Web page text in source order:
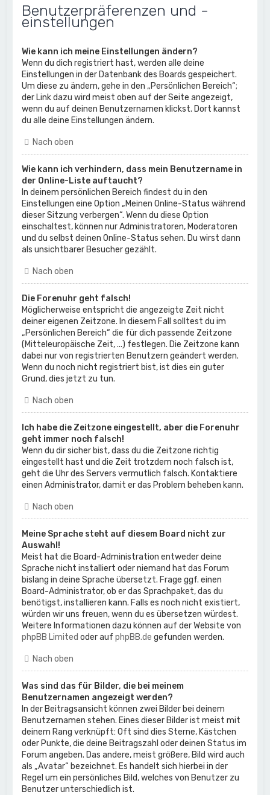
Benutzerpräferenzen und -
einstellungen
Wie kann ich meine Einstellungen ändern?
Wenn du dich registriert hast, werden alle deine
Einstellungen in der Datenbank des Boards gespeichert.
Um diese zu ändern, gehe in den „Persönlichen Bereich“;
der Link dazu wird meist oben auf der Seite angezeigt,
wenn du auf deinen Benutzernamen klickst. Dort kannst
du alle deine Einstellungen ändern.
Nach oben
Wie kann ich verhindern, dass mein Benutzername in
der Online-Liste auftaucht?
In deinem persönlichen Bereich findest du in den
Einstellungen eine Option „Meinen Online-Status während
dieser Sitzung verbergen“. Wenn du diese Option
einschaltest, können nur Administratoren, Moderatoren
und du selbst deinen Online-Status sehen. Du wirst dann
als unsichtbarer Besucher gezählt.
Nach oben
Die Forenuhr geht falsch!
Möglicherweise entspricht die angezeigte Zeit nicht
deiner eigenen Zeitzone. In diesem Fall solltest du im
„Persönlichen Bereich“ die für dich passende Zeitzone
(Mitteleuropäische Zeit, ...) festlegen. Die Zeitzone kann
dabei nur von registrierten Benutzern geändert werden.
Wenn du noch nicht registriert bist, ist dies ein guter
Grund, dies jetzt zu tun.
Nach oben
Ich habe die Zeitzone eingestellt, aber die Forenuhr
geht immer noch falsch!
Wenn du dir sicher bist, dass du die Zeitzone richtig
eingestellt hast und die Zeit trotzdem noch falsch ist,
geht die Uhr des Servers vermutlich falsch. Kontaktiere
einen Administrator, damit er das Problem beheben kann.
Nach oben
Meine Sprache steht auf diesem Board nicht zur
Auswahl!
Meist hat die Board-Administration entweder deine
Sprache nicht installiert oder niemand hat das Forum
bislang in deine Sprache übersetzt. Frage ggf. einen
Board-Administrator, ob er das Sprachpaket, das du
benötigst, installieren kann. Falls es noch nicht existiert,
würden wir uns freuen, wenn du es übersetzen würdest.
Weitere Informationen dazu können auf der Website von
phpBB Limited oder aufphpBB.de gefunden werden.
Nach oben
Was sind das für Bilder, die bei meinem
Benutzernamen angezeigt werden?
In der Beitragsansicht können zwei Bilder bei deinem
Benutzernamen stehen. Eines dieser Bilder ist meist mit
deinem Rang verknüpft: Oft sind dies Sterne, Kästchen
oder Punkte, die deine Beitragszahl oder deinen Status im
Forum angeben. Das andere, meist größere, Bild wird auch
als „Avatar“ bezeichnet. Es handelt sich hierbei in der
Regel um ein persönliches Bild, welches von Benutzer zu
Benutzer unterschiedlich ist.